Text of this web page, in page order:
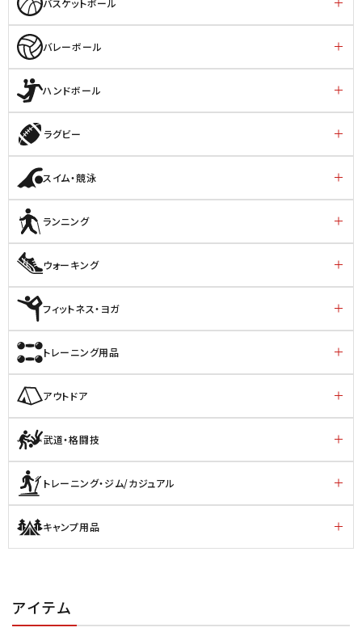
バレーボール
ハンドボール
ラグビー
スイム・競泳
ランニング
ウォーキング
フィットネス・ヨガ
トレーニング用品
アウトドア
武道・格闘技
トレーニング・ジム/カジュアル
キャンプ用品
アイテム